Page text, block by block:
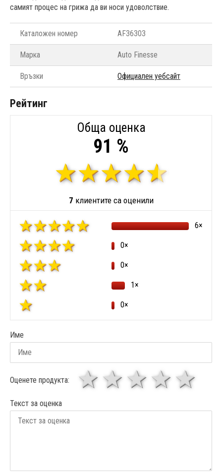
самият процес на грижа да ви носи удоволствие.
Каталожен номер AF36303
Марка Auto Finesse
Връзки Официален уебсайт
Рейтинг
Обща оценка
91 %
7 клиентите са оценили
6×
0×
0×
1×
0×
Име
Оценете продукта: 4
3
звезди
1 звезда
Текст за оценка